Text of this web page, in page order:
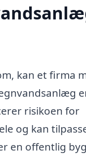
kan et firma
risikoen for
og kan
en offentlig